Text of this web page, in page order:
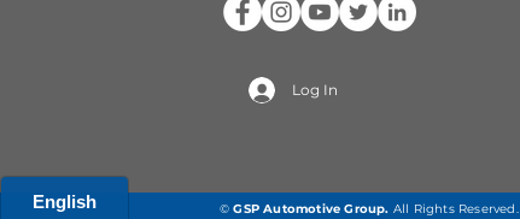
Log In
©GSP Automotive Group. All Rights Reserved.